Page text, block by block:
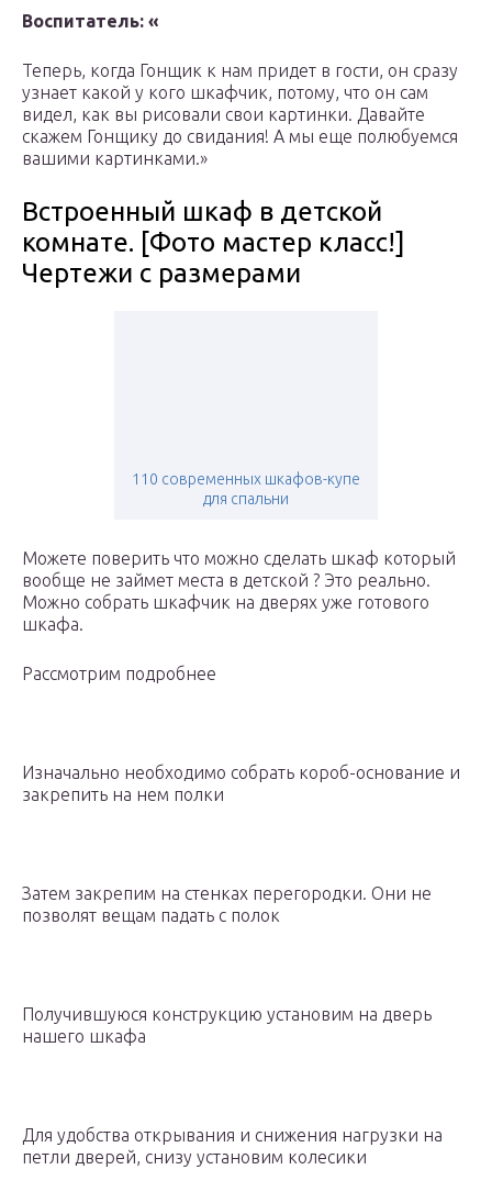
Воспитатель: «
Теперь, когда Гонщик к нам придет в гости, он сразу
узнает какой у кого шкафчик, потому, что он сам
видел, как вы рисовали свои картинки. Давайте
скажем Гонщику до свидания! А мы еще полюбуемся
вашими картинками.»
Встроенный шкаф в детской
комнате. [Фото мастер класс!]
Чертежи с размерами
110 современных шкафов-купе
для спальни
Можете поверить что можно сделать шкаф который
вообще не займет места в детской ? Это реально.
Можно собрать шкафчик на дверях уже готового
шкафа.
Рассмотрим подробнее
Изначально необходимо собрать короб-основание и
закрепить на нем полки
Затем закрепим на стенках перегородки. Они не
позволят вещам падать с полок
Получившуюся конструкцию установим на дверь
нашего шкафа
Для удобства открывания и снижения нагрузки на
петли дверей, снизу установим колесики